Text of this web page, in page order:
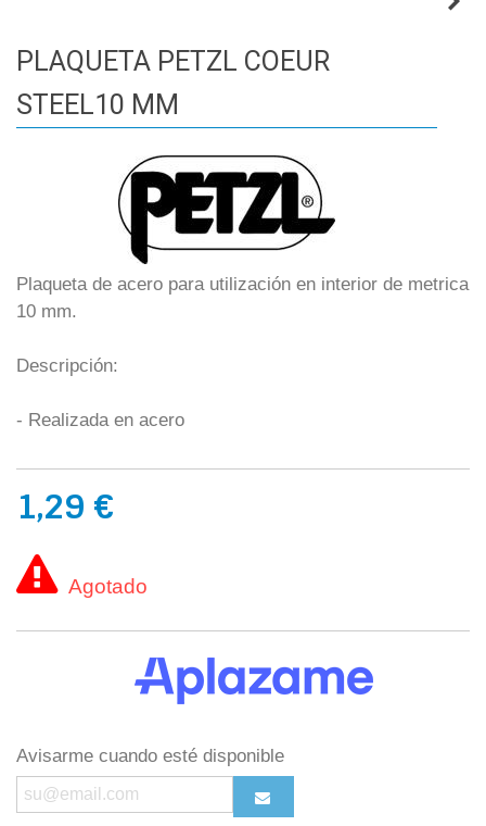
PLAQUETA PETZL COEUR
STEEL10 MM
Plaqueta de acero para utilización en interior de metrica
10 mm.
Descripción:
- Realizada en acero
1,29 €
Agotado
Avisarme cuando esté disponible